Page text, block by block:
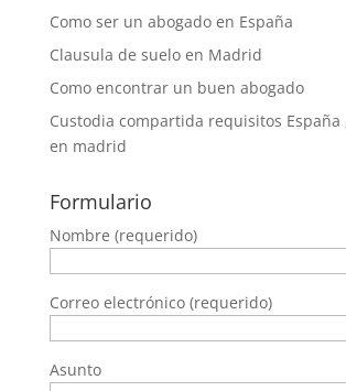
Como ser un abogado en España
Clausula de suelo en Madrid
Como encontrar un buen abogado
Custodia compartida requisitos España
en madrid
Formulario
Nombre (requerido)
Correo electrónico (requerido)
Asunto